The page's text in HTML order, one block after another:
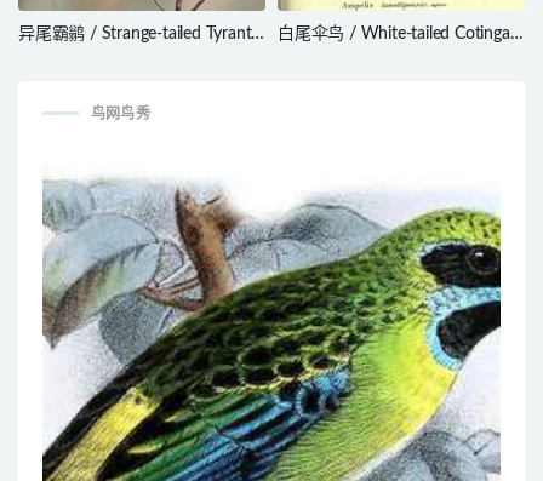
异尾霸鹟 / Strange-tailed Tyrant /
白尾伞鸟 / White-tailed Cotinga /
鸟网鸟秀